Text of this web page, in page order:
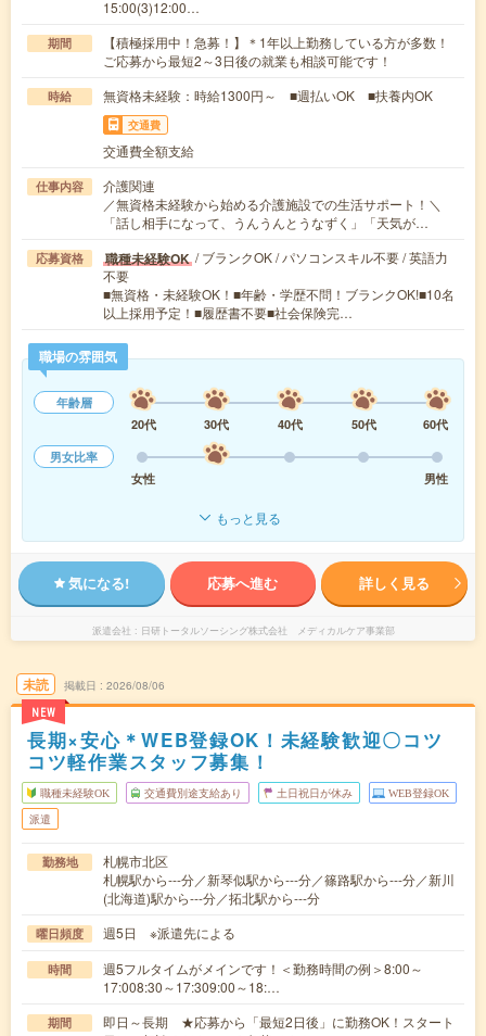
15:00(3)12:00…
期間
【積極採用中！急募！】＊1年以上勤務している方が多数！
ご応募から最短2～3日後の就業も相談可能です！
時給 無資格未経験：時給1300円～ ■週払いOK ■扶養内OK
交通費
交通費全額支給
仕事内容
介護関連
／無資格未経験から始める介護施設での生活サポート！＼
「話し相手になって、うんうんとうなずく」「天気が…
応募資格 職種未経験OK / ブランクOK / パソコンスキル不要 / 英語力
不要
■無資格・未経験OK！■年齢・学歴不問！ブランクOK!■10名
以上採用予定！■履歴書不要■社会保険完…
職場の雰囲気
年齢層
20代
30代 40代 50代
60代
男女比率
女性
男性
もっと見る
気になる! 応募へ進む 詳しく見る
派遣会社 日研トータルソーシング株式会社 メディカルケア事業部
未読
NEW
掲載日 2026/08/06
長期×安心＊WEB登録OK！未経験歓迎〇コツ
コツ軽作業スタッフ募集！
職種未経験OK 交通費別途支給あり 土日祝日が休み WEB登録OK
派遣
勤務地
札幌市北区
札幌駅から---分／新琴似駅から---分／篠路駅から---分／新川
(北海道)駅から---分／拓北駅から---分
曜日頻度 週5日 ※派遣先による
時間
週5フルタイムがメインです！＜勤務時間の例＞8:00～
17:008:30～17:309:00～18:…
期間
即日～長期 ★応募から「最短2日後」に勤務OK！スタート